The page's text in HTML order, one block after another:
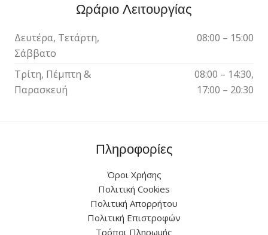
Ωράριο Λειτουργίας
Δευτέρα, Τετάρτη,
Σάββατο
08:00 – 15:00
Τρίτη, Πέμπτη &
Παρασκευή
08:00 – 14:30,
17:00 – 20:30
Πληροφορίες
Όροι Χρήσης
Πολιτική Cookies
Πολιτική Απορρήτου
Πολιτική Επιστροφών
Τρόποι Πληρωμής